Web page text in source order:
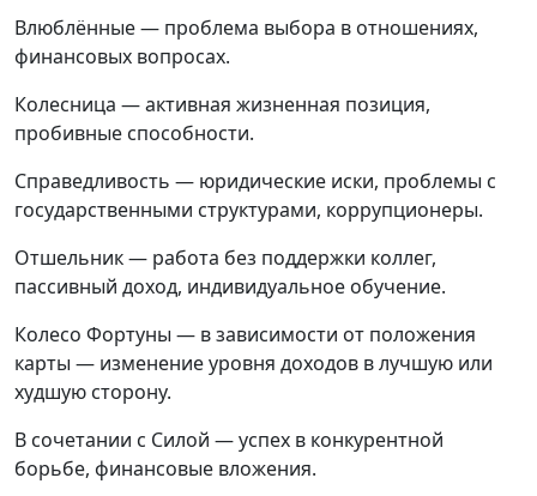
Влюблённые — проблема выбора в отношениях,
финансовых вопросах.
Колесница — активная жизненная позиция,
пробивные способности.
Справедливость — юридические иски, проблемы с
государственными структурами, коррупционеры.
Отшельник — работа без поддержки коллег,
пассивный доход, индивидуальное обучение.
Колесо Фортуны — в зависимости от положения
карты — изменение уровня доходов в лучшую или
худшую сторону.
В сочетании с Силой — успех в конкурентной
борьбе, финансовые вложения.